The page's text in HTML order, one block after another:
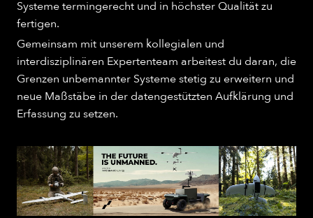
Systeme termingerecht und in höchster Qualität zu
fertigen.
Gemeinsam mit unserem kollegialen und
interdisziplinären Expertenteam arbeitest du daran, die
Grenzen unbemannter Systeme stetig zu erweitern und
neue Maßstäbe in der datengestützten Aufklärung und
Erfassung zu setzen.